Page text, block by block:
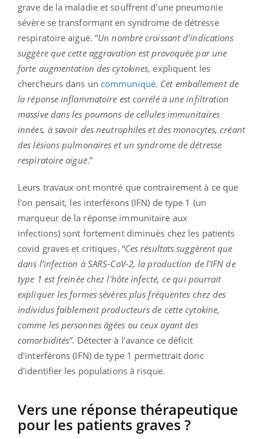
grave de la maladie et souffrent d'une pneumonie
sévère se transformant en syndrome de détresse
respiratoire aiguë. “Un nombre croissant d’indications
suggère que cette aggravation est provoquée par une
forte augmentation des cytokines, expliquent les
chercheurs dans un communiqué. Cet emballement de
la réponse inflammatoire est corrélé à une infiltration
massive dans les poumons de cellules immunitaires
innées, à savoir des neutrophiles et des monocytes, créant
des lésions pulmonaires et un syndrome de détresse
respiratoire aiguë.”
Leurs travaux ont montré que contrairement à ce que
l'on pensait, les interférons (IFN) de type 1 (un
marqueur de la réponse immunitaire aux
infections) sont fortement diminués chez les patients
covid graves et critiques. “Ces résultats suggèrent que
dans l’infection à SARS-CoV-2, la production de l'IFN de
type 1 est freinée chez l'hôte infecté, ce qui pourrait
expliquer les formes sévères plus fréquentes chez des
individus faiblement producteurs de cette cytokine,
comme les personnes âgées ou ceux ayant des
comorbidités”. Détecter à l'avance ce déficit
d'interférons (IFN) de type 1 permettrait donc
d'identifier les populations à risque.
Vers une réponse thérapeutique
pour les patients graves ?